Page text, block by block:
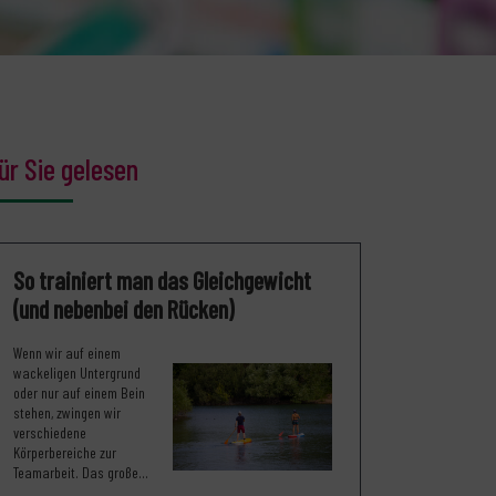
Sie gelesen
So trainiert man das Gleichgewicht
(und nebenbei den Rücken)
Wenn wir auf einem
wackeligen Untergrund
oder nur auf einem Bein
stehen, zwingen wir
verschiedene
Körperbereiche zur
Teamarbeit. Das große...